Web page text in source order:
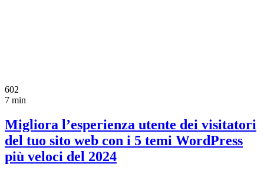
602
7 min
Migliora l’esperienza utente dei visitatori
del tuo sito web con i 5 temi WordPress
più veloci del 2024